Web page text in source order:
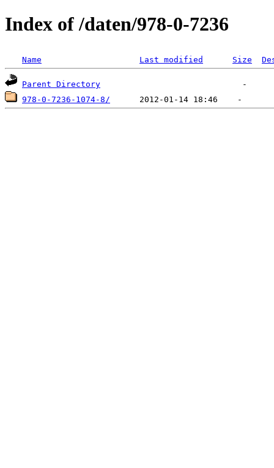
Index of /daten/978-0-7236
Name Last modified Size
Parent Directory
978-0-7236-1074-8/